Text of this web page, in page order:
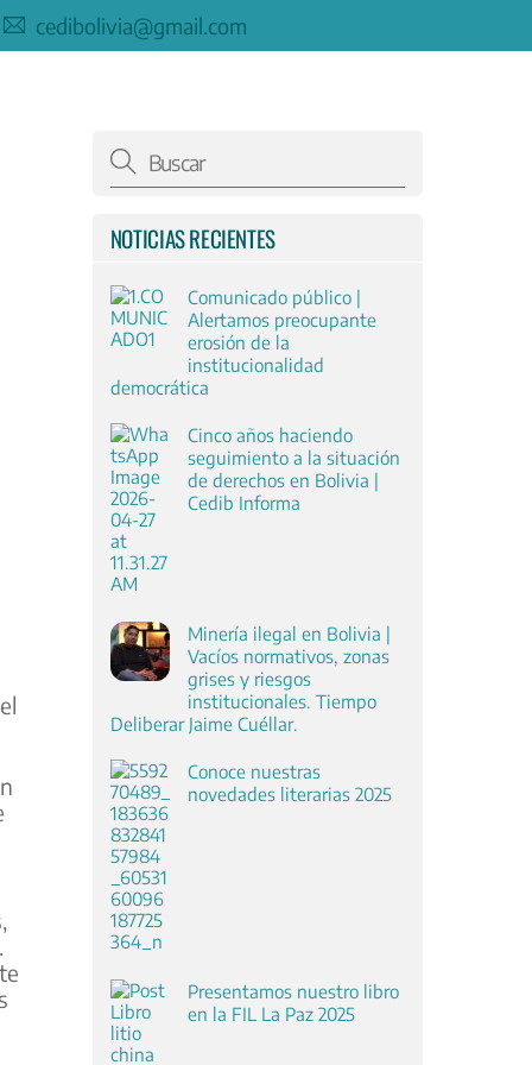
cedibolivia@gmail.com
NOTICIAS RECIENTES
Comunicado público |
Alertamos preocupante
erosión de la
institucionalidad
democrática
Cinco años haciendo
seguimiento a la situación
de derechos en Bolivia |
Cedib Informa
Minería ilegal en Bolivia |
Vacíos normativos, zonas
grises y riesgos
institucionales. Tiempo
Deliberar Jaime Cuéllar.
Conoce nuestras
novedades literarias 2025
Presentamos nuestro libro
en la FIL La Paz 2025